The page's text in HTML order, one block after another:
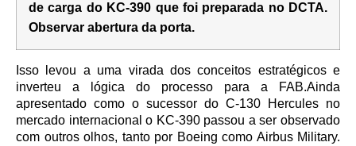
de carga do KC-390 que foi preparada no DCTA.
Observar abertura da porta.
Isso levou a uma virada dos conceitos estratégicos e
inverteu a lógica do processo para a FAB.Ainda
apresentado como o sucessor do C-130 Hercules no
mercado internacional o KC-390 passou a ser observado
com outros olhos, tanto por Boeing como Airbus Military.